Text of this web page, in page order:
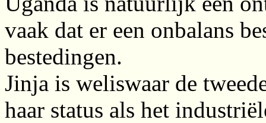
vaak dat er een onbalans
bestedingen.
Jinja is weliswaar de
haar status als het